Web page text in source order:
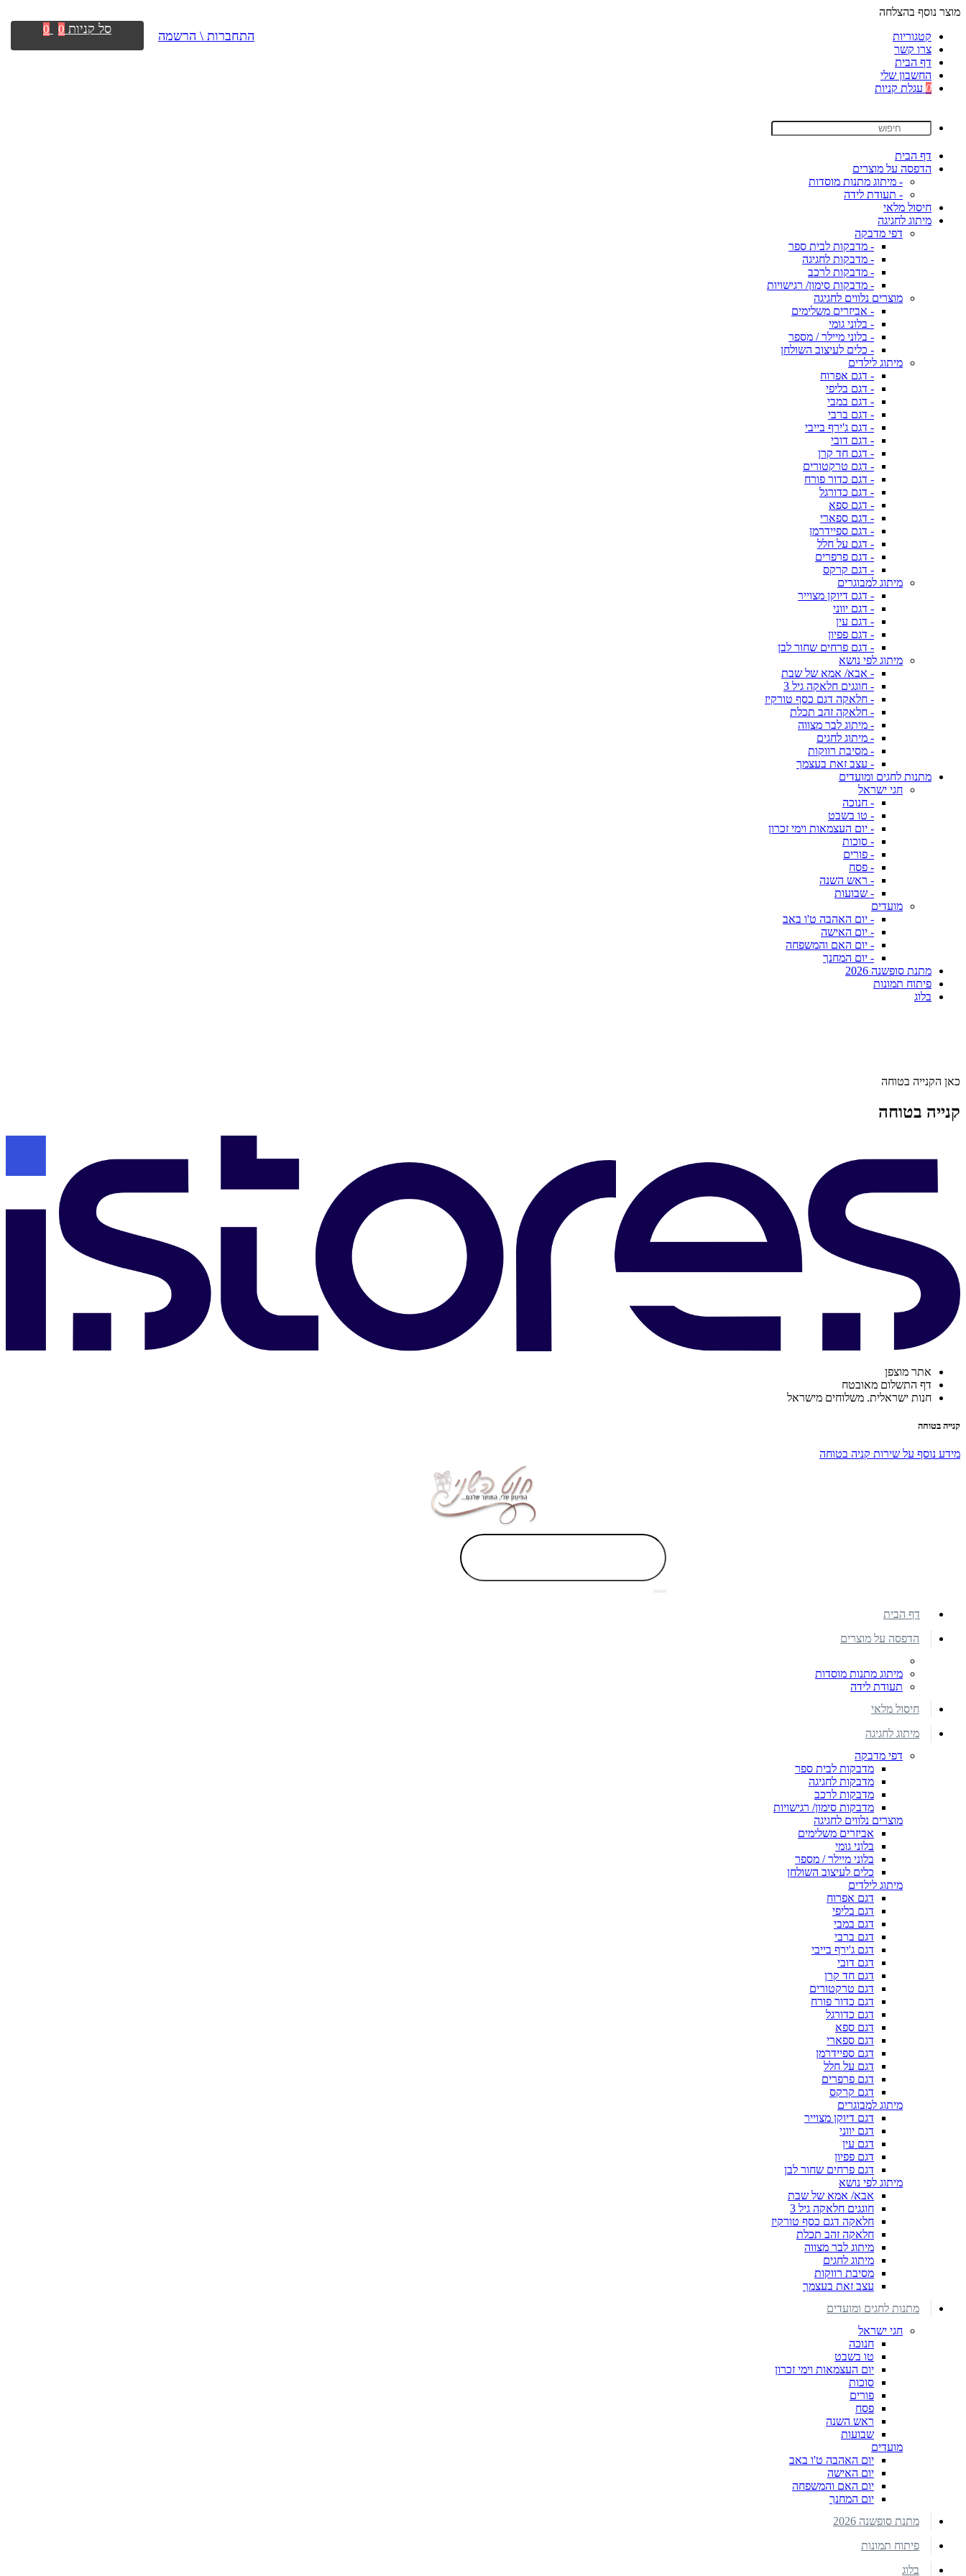
מוצר נוסף בהצלחה
קטגוריות
צרו קשר
דף הבית
החשבון שלי
0 עגלת קניות
דף הבית
הדפסה על מוצרים
- מיתוג מתנות מוסדות
- תעודת לידה
חיסול מלאי
מיתוג לחגיגה
דפי מדבקה
- מדבקות לבית ספר
- מדבקות לחגיגה
- מדבקות לרכב
- מדבקות סימון/ רגישויות
מוצרים נלווים לחגיגה
- אביזרים משלימים
- בלוני גומי
- בלוני מיילר / מספר
- כלים לעיצוב השולחן
מיתוג לילדים
- דגם אפרוח
- דגם בליפי
- דגם במבי
- דגם ברבי
- דגם ג'ירף בייבי
- דגם דובי
- דגם חד קרן
- דגם טרקטורים
- דגם כדור פורח
- דגם כדורגל
- דגם ספא
- דגם ספארי
- דגם ספיידרמן
- דגם על חלל
- דגם פרפרים
- דגם קרקס
מיתוג למבוגרים
- דגם דיוקן מצוייר
- דגם יווני
- דגם עין
- דגם פפיון
- דגם פרחים שחור לבן
מיתוג לפי נושא
- אבא/ אמא של שבת
- חוגגים חלאקה גיל 3
- חלאקה דגם כסף טורקיז
- חלאקה זהב תכלת
- מיתוג לבר מצווה
- מיתוג לחגים
- מסיבת רווקות
- עצב זאת בעצמך
מתנות לחגים ומועדים
חגי ישראל
- חנוכה
- טו בשבט
- יום העצמאות וימי זכרון
- סוכות
- פורים
- פסח
- ראש השנה
- שבועות
מועדים
- יום האהבה ט'ו באב
- יום האישה
- יום האם והמשפחה
- יום המחנך
מתנת סופשנה 2026
פיתוח תמונות
בלוג
כאן הקנייה בטוחה
קנייה בטוחה
אתר מוצפן
דף התשלום מאובטח
חנות ישראלית. משלוחים מישראל
קנייה בטוחה
מידע נוסף על שירות קניה בטוחה
התחברות \ הרשמה סל קניות 0
0
דף הבית
הדפסה על מוצרים
מיתוג מתנות מוסדות
תעודת לידה
חיסול מלאי
מיתוג לחגיגה
דפי מדבקה
מדבקות לבית ספר
מדבקות לחגיגה
מדבקות לרכב
מדבקות סימון/ רגישויות
מוצרים נלווים לחגיגה
אביזרים משלימים
בלוני גומי
בלוני מיילר / מספר
כלים לעיצוב השולחן
מיתוג לילדים
דגם אפרוח
דגם בליפי
דגם במבי
דגם ברבי
דגם ג'ירף בייבי
דגם דובי
דגם חד קרן
דגם טרקטורים
דגם כדור פורח
דגם כדורגל
דגם ספא
דגם ספארי
דגם ספיידרמן
דגם על חלל
דגם פרפרים
דגם קרקס
מיתוג למבוגרים
דגם דיוקן מצוייר
דגם יווני
דגם עין
דגם פפיון
דגם פרחים שחור לבן
מיתוג לפי נושא
אבא/ אמא של שבת
חוגגים חלאקה גיל 3
חלאקה דגם כסף טורקיז
חלאקה זהב תכלת
מיתוג לבר מצווה
מיתוג לחגים
מסיבת רווקות
עצב זאת בעצמך
מתנות לחגים ומועדים
חגי ישראל
חנוכה
טו בשבט
יום העצמאות וימי זכרון
סוכות
פורים
פסח
ראש השנה
שבועות
מועדים
יום האהבה ט'ו באב
יום האישה
יום האם והמשפחה
יום המחנך
מתנת סופשנה 2026
פיתוח תמונות
בלוג